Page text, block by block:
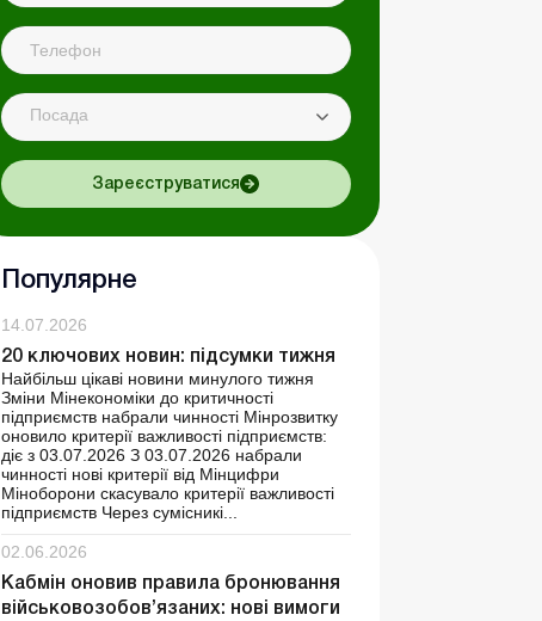
Посада
Зареєструватися
Популярне
14.07.2026
20 ключових новин: підсумки тижня
Найбільш цікаві новини минулого тижня
Зміни Мінекономіки до критичності
підприємств набрали чинності Мінрозвитку
оновило критерії важливості підприємств:
діє з 03.07.2026 З 03.07.2026 набрали
чинності нові критерії від Мінцифри
Міноборони скасувало критерії важливості
підприємств Через сумісникі...
02.06.2026
Кабмін оновив правила бронювання
військовозобов’язаних: нові вимоги